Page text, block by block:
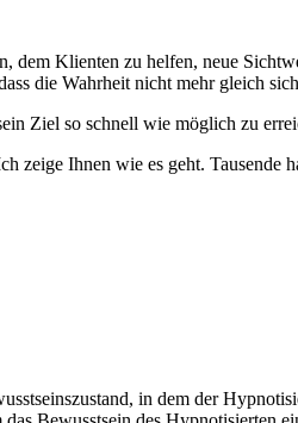
dem Klienten zu helfen, neue
die Wahrheit nicht mehr gleich
Ziel so schnell wie möglich zu
zeige Ihnen wie es geht. Tausende
in dem der